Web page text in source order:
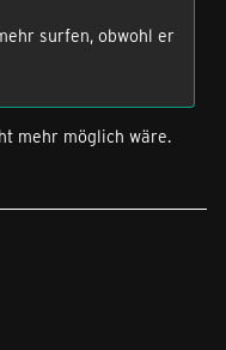
surfen, obwohl er
mehr möglich wäre.